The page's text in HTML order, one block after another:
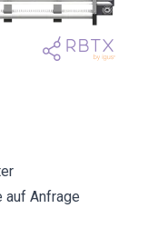
auf Anfrage